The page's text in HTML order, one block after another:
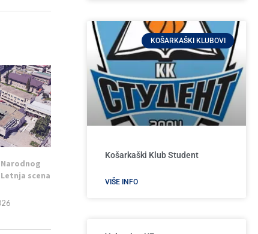
scena
KOŠARKAŠKI KLUBOVI
Košarkaški Klub Student
VIŠE INFO